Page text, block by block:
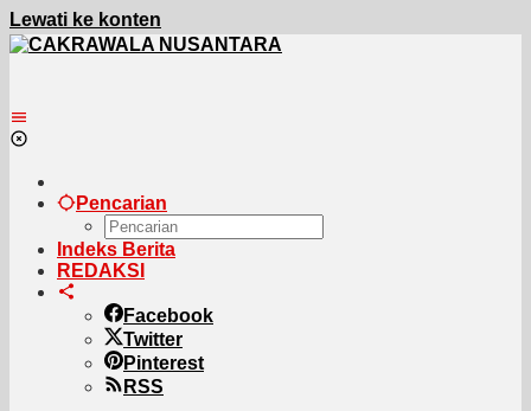
Lewati ke konten
Pencarian
Indeks Berita
REDAKSI
Facebook
Twitter
Pinterest
RSS